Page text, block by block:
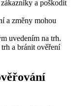
a poškodit
a změny mohou
uvedením na trh.
a bránit ověření